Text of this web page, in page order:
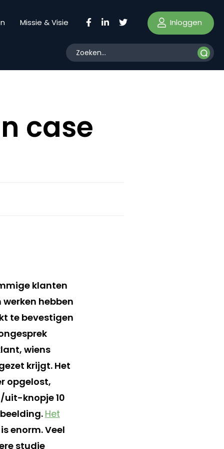
Missie & Visie Inloggen
case
klanten
hebben
te bevestigen
wiens
krijgt. Het
opgelost,
uit-knopje 10
Het
enorm. Veel
studie